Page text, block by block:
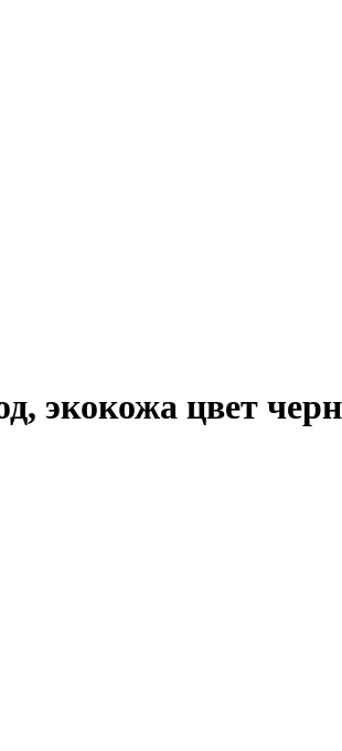
экокожа цвет